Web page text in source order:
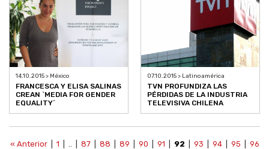
14.10.2015 > México
FRANCESCA Y ELISA SALINAS
CREAN `MEDIA FOR GENDER
EQUALITY´
07.10.2015 > Latinoamérica
TVN PROFUNDIZA LAS
PÉRDIDAS DE LA INDUSTRIA
TELEVISIVA CHILENA
« Anterior| 1 87| 88 89 90 91 92 93 94| 95
96